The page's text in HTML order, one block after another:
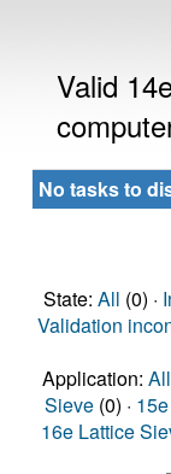
Valid
No tasks to
State: All (0) ·
Validation
Application: All
Sieve (0) ·
16e Lattice